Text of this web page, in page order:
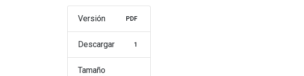
Versión PDF
Descargar 1
Tamaño